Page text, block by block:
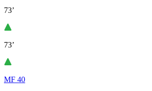
73’
73’
MF 40